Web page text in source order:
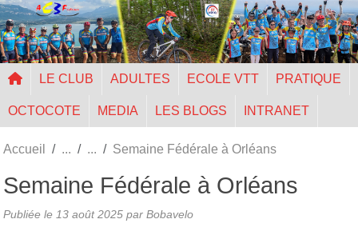
LE CLUB ADULTES ECOLE VTT PRATIQUE
OCTOCOTE MEDIA LES BLOGS INTRANET
Accueil Semaine Fédérale à Orléans
Semaine Fédérale à Orléans
Publiée le 13 août 2025 par Bobavelo
Panneau de gestion des cookies